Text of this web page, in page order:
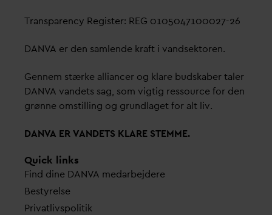
Transparency Register: REG 0105047100027-26
DANVA er den samlende kraft i vandsektoren.
Gennem stærke alliancer og klare budskaber taler
DANVA vandets sag, som vigtig ressource for den
grønne omstilling og grundlaget for alt liv.
DANVA ERVANDETS KLARE STEMME.
Quick links
Find dine DANVA medarbejdere
Bestyrelse
Privatlivspolitik